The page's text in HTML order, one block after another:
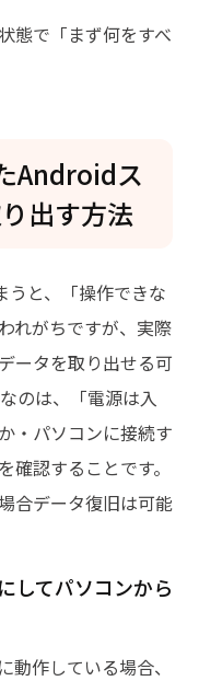
態で「まず何をすべ
Androidス
出す方法
と、「操作できな
れがちですが、実際
ータを取り出せる可
のは、「電源は入
・パソコンに接続す
認することです。
合データ復旧は可能
してパソコンから
動作している場合、